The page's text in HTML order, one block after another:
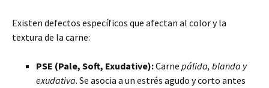
Existen defectos específicos que afectan al color y la
textura de la carne:
PSE (Pale, Soft, Exudative):Carne pálida, blanda y
exudativa. Se asocia a un estrés agudo y corto antes